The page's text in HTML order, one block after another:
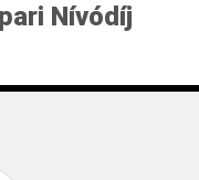
Nívódíj